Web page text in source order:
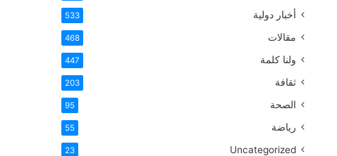
أخبار دولية 533
مقالات 468
ولنا كلمة 447
ثقافة 203
الصحة 95
رياضة 55
Uncategorized
23